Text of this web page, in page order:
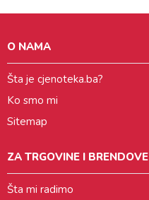
O NAMA
Šta je cjenoteka.ba?
Ko smo mi
Sitemap
ZA TRGOVINE I BRENDOVE
Šta mi radimo